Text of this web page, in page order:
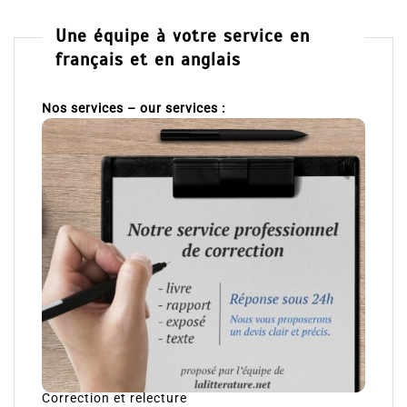
Une équipe à votre service en
français et en anglais
Nos services – our services :
Correction et relecture